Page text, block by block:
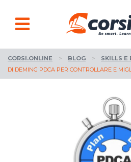
CORSI.ONLINE > BLOG > SKILLS E
DI DEMING PDCA PER CONTROLLARE E